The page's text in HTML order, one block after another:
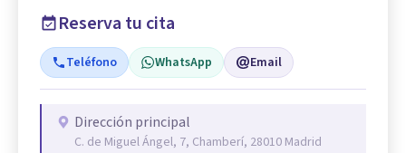
Reserva tu cita
Teléfono WhatsApp Email
Dirección principal
C. de Miguel Ángel, 7, Chamberí, 28010 Madrid